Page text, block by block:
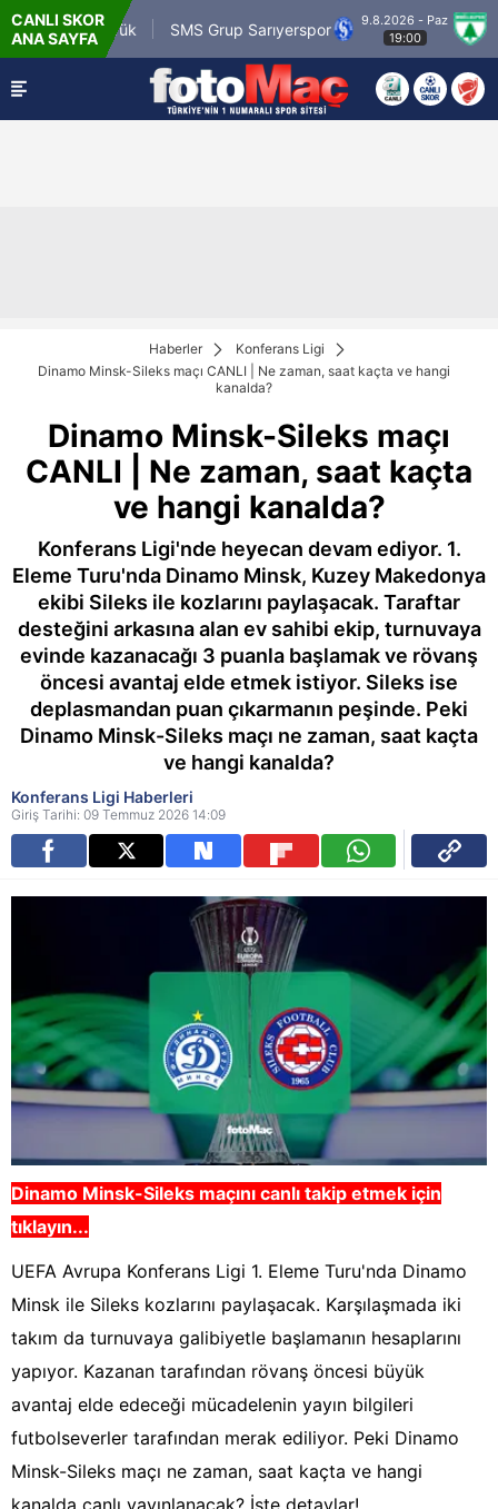
CANLI SKOR
ANA SAYFA
Karagümrük SMS Grup Sarıyerspor
9.8.2026 - Paz
Haberler
Konferans Ligi
Dinamo Minsk-Sileks maçı CANLI | Ne zaman, saat kaçta ve hangi
kanalda?
Dinamo Minsk-Sileks maçı
CANLI | Ne zaman, saat kaçta
ve hangi kanalda?
Konferans Ligi'nde heyecan devam ediyor. 1.
Eleme Turu'nda Dinamo Minsk, Kuzey Makedonya
ekibi Sileks ile kozlarını paylaşacak. Taraftar
desteğini arkasına alan ev sahibi ekip, turnuvaya
evinde kazanacağı 3 puanla başlamak ve rövanş
öncesi avantaj elde etmek istiyor. Sileks ise
deplasmandan puan çıkarmanın peşinde. Peki
Dinamo Minsk-Sileks maçı ne zaman, saat kaçta
ve hangi kanalda?
Konferans Ligi Haberleri
Giriş Tarihi: 09 Temmuz 2026 14:09
Dinamo Minsk-Sileks maçını canlı takip etmek için
tıklayın...
UEFA Avrupa Konferans Ligi 1. Eleme Turu'nda Dinamo
Minsk ile Sileks kozlarını paylaşacak. Karşılaşmada iki
takım da turnuvaya galibiyetle başlamanın hesaplarını
yapıyor. Kazanan tarafından rövanş öncesi büyük
avantaj elde edeceği mücadelenin yayın bilgileri
futbolseverler tarafından merak ediliyor. Peki Dinamo
Minsk-Sileks maçı ne zaman, saat kaçta ve hangi